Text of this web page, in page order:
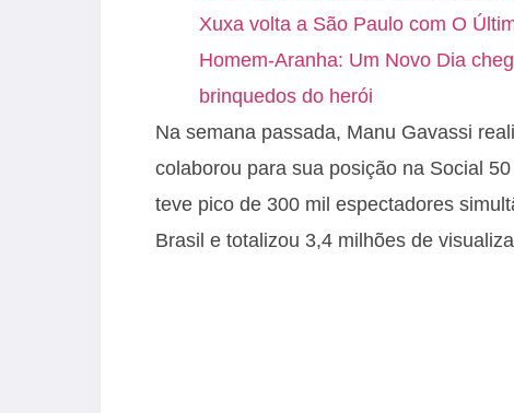
Xuxa volta a São Paulo com O
Homem-Aranha: Um Novo Dia
brinquedos do herói
Na semana passada, Manu Gavassi
colaborou para sua posição na Social
teve pico de 300 mil espectadores
Brasil e totalizou 3,4 milhões de